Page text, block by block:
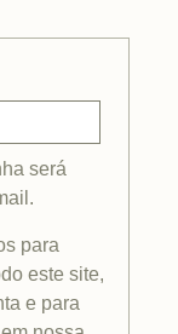
será
para
este site,
e para